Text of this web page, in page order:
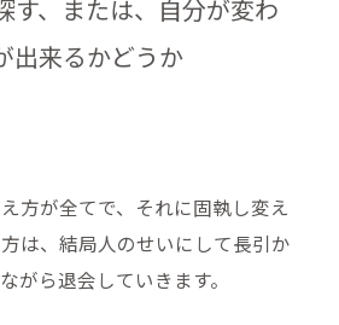
す、または、自分が変わ
出来るかどうか
方が全てで、それに固執し変え
は、結局人のせいにして長引か
がら退会していきます。